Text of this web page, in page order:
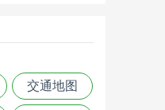
交通地图